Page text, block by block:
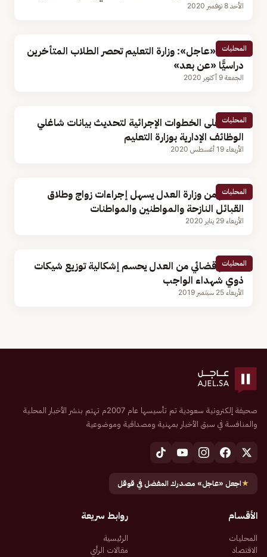
الأحد 8 نوفمبر 2020
المحليات
مصادر «عاجل»: وزارة التعليم تحصر الطلاب المتأخرين
دراسيًّا «عن بعد»
الجمعة 9 أكتوبر 2020
المحليات
تعرف على الخطوات الإجرائية لتحديث بيانات شاغلي
الوظائف الإدارية بوزارة التعليم
الأربعاء 19 أغسطس 2020
المحليات
تعميم من وزارة العدل يسهل إجراءات زواج وطلاق
القبائل النازحة والمواطنين والمواطنات
الأربعاء 29 يناير 2020
المحليات
تعميم قضائي من العدل يحسم إشكالية توزيع شيكات
ذوي شهداء الواجب
الأربعاء 25 سبتمبر 2019
صحيفة إلكترونية سعودية تم تأسيسها عام 2007م تهتم بنشر الأخبار المحلية
والمنافسة في سبق الأخبار بمهنية ومصداقية وموضوعية
★اجعل «عاجل» مصدرك المفضل في قوقل
الأقسام
المحليات
الاقتصاد
روابط سريعة
الرئيسية
مقالات الرأي